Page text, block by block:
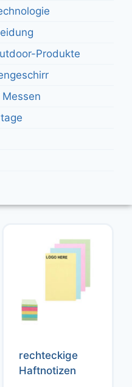
Produkte
rechteckige
Haftnotizen